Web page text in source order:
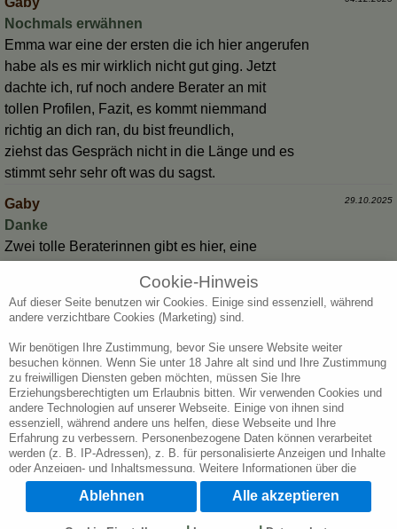
Nochmals erwähnen
Emma war eine der ersten die ich hier angerufen
habe als es mir wirklich nicht gut ging. Jetzt
dachte ich, ruf noch andere Berater an mit
tollen Profilen, Fazit, es kommt niemmand
richtig an dich ran, du bist freundlich,
ziehst das Gespräch nicht in die Länge und es
stimmt sehr sehr oft was du sagst.
Gaby 29.10.2025
Danke
Zwei tolle Beraterinnen gibt es hier, eine
Ich mag es immer dich anzurufen, zum Großteil
trifft es ein und beruhigt. Lieben Dank für
Hund 23.10.2025
Danke
liebe Emma, du hattest recht, die Reise findet statt. Es ist Gott
sei Dank , nicht so schlimm.
Cookie-Hinweis
Auf dieser Seite benutzen wir Cookies. Einige sind essenziell, während
andere verzichtbare Cookies (Marketing) sind.
Wir benötigen Ihre Zustimmung, bevor Sie unsere Website weiter
besuchen können. Wenn Sie unter 18 Jahre alt sind und Ihre Zustimmung
zu freiwilligen Diensten geben möchten, müssen Sie Ihre
Erziehungsberechtigten um Erlaubnis bitten. Wir verwenden Cookies und
andere Technologien auf unserer Webseite. Einige von ihnen sind
essenziell, während andere uns helfen, diese Webseite und Ihre
Erfahrung zu verbessern. Personenbezogene Daten können verarbeitet
werden (z. B. IP-Adressen), z. B. für personalisierte Anzeigen und Inhalte
oder Anzeigen- und Inhaltsmessung. Weitere Informationen über die
Verwendung Ihrer Daten finden Sie in unserer Datenschutzerklärung. Sie
können Ihre Auswahl jederzeit unter
Cookie-Einstellungenwiderrufen oder
anpassen.
Ablehnen Alle akzeptieren